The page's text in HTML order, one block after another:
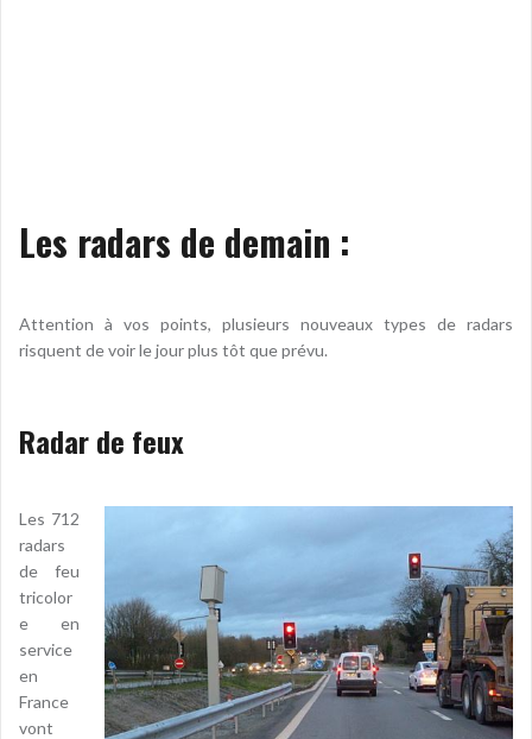
Les radars de demain :
Attention à vos points, plusieurs nouveaux types de radars
risquent de voir le jour plus tôt que prévu.
Radar de feux
Les 712
radars
de feu
tricolor
e en
service
en
France
vont